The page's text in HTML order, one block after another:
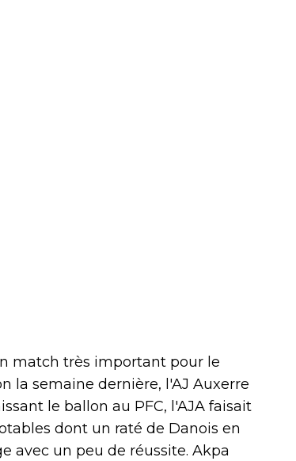
match très important pour le
la semaine dernière, l'AJ Auxerre
le ballon au PFC, l'AJA faisait
dont un raté de Danois en
avec un peu de réussite. Akpa